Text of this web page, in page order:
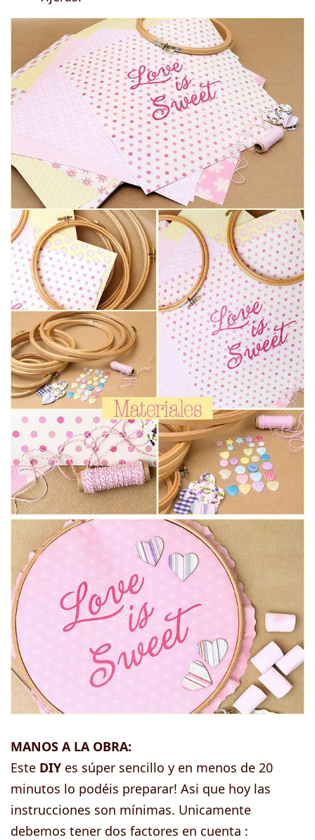
MANOS A LA OBRA:
Este DIY es súper sencillo y en menos de 20
minutos lo podéis preparar! Asi que hoy las
instrucciones son mínimas. Unicamente
debemos tener dos factores en cuenta :